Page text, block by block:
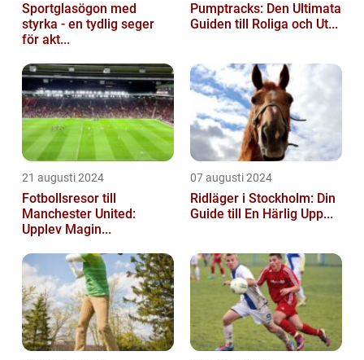
Sportglasögon med
styrka - en tydlig seger
för akt...
Pumptracks: Den Ultimata
Guiden till Roliga och Ut...
21 augusti 2024
Fotbollsresor till
Manchester United:
Upplev Magin...
07 augusti 2024
Ridläger i Stockholm: Din
Guide till En Härlig Upp...